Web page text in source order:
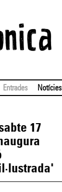
Entrades Notícies
17